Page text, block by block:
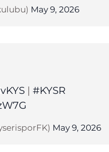
May 9, 2026
| #KYSR
May 9, 2026